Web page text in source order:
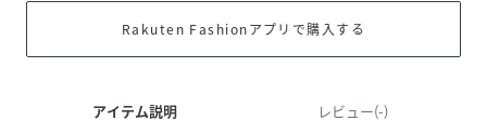
Rakuten Fashionアプリで購入する
アイテム説明 レビュー(-)